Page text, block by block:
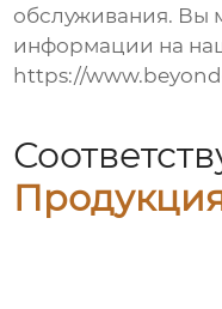
обслуживания. Вы
информации на
https://